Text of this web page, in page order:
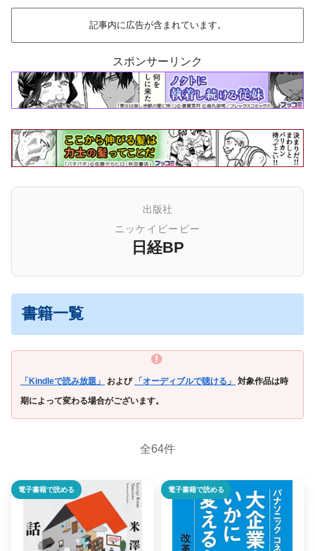
記事内に広告が含まれています。
スポンサーリンク
出版社
ニッケイビーピー
日経BP
書籍一覧
「Kindleで読み放題」 および 「オーディブルで聴ける」
対象作品は時
期によって変わる場合がございます。
全64件
電子書籍で読める 電子書籍で読める